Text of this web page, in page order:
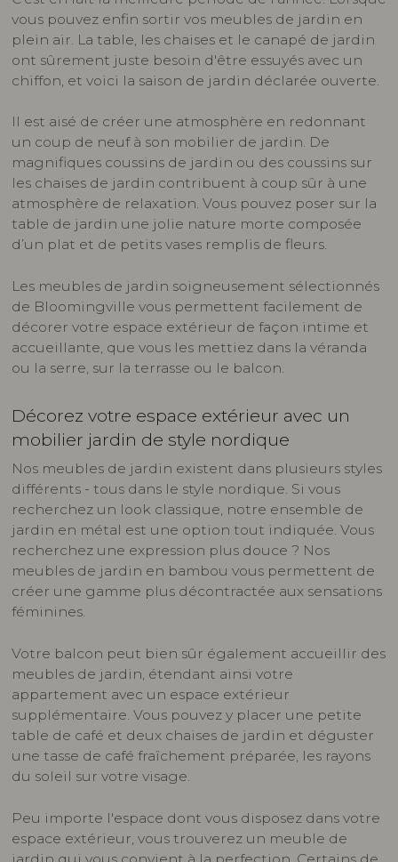
vous pouvez enfin sortir vos meubles de jardin en
plein air. La table, les chaises et le canapé de jardin
ont sûrement juste besoin d'être essuyés avec un
chiffon, et voici la saison de jardin déclarée ouverte.
Il est aisé de créer une atmosphère en redonnant
un coup de neuf à son mobilier de jardin. De
magnifiques coussins de jardin ou des coussins sur
les chaises de jardin contribuent à coup sûr à une
atmosphère de relaxation. Vous pouvez poser sur la
table de jardin une jolie nature morte composée
d’un plat et de petits vases remplis de fleurs.
Les meubles de jardin soigneusement sélectionnés
de Bloomingville vous permettent facilement de
décorer votre espace extérieur de façon intime et
accueillante, que vous les mettiez dans la véranda
ou la serre, sur la terrasse ou le balcon.
Décorez votre espace extérieur avec un
mobilier jardin de style nordique
Nos meubles de jardin existent dans plusieurs styles
différents - tous dans le style nordique. Si vous
recherchez un look classique, notre ensemble de
jardin en métal est une option tout indiquée. Vous
recherchez une expression plus douce ? Nos
meubles de jardin en bambou vous permettent de
créer une gamme plus décontractée aux sensations
féminines.
Votre balcon peut bien sûr également accueillir des
meubles de jardin, étendant ainsi votre
appartement avec un espace extérieur
supplémentaire. Vous pouvez y placer une petite
table de café et deux chaises de jardin et déguster
une tasse de café fraîchement préparée, les rayons
du soleil sur votre visage.
Peu importe l'espace dont vous disposez dans votre
espace extérieur, vous trouverez un meuble de
jardin qui vous convient à la perfection. Certains de